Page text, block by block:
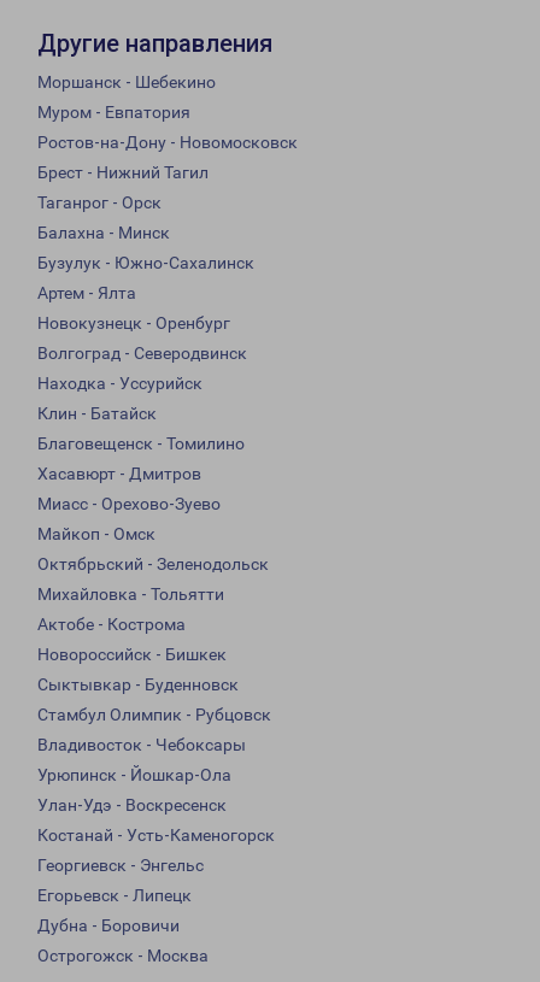
Другие направления
Моршанск - Шебекино
Муром - Евпатория
Ростов-на-Дону - Новомосковск
Брест - Нижний Тагил
Таганрог - Орск
Балахна - Минск
Бузулук - Южно-Сахалинск
Артем - Ялта
Новокузнецк - Оренбург
Волгоград - Северодвинск
Находка - Уссурийск
Клин - Батайск
Благовещенск - Томилино
Хасавюрт - Дмитров
Миасс - Орехово-Зуево
Майкоп - Омск
Октябрьский - Зеленодольск
Михайловка - Тольятти
Актобе - Кострома
Новороссийск - Бишкек
Сыктывкар - Буденновск
Стамбул Олимпик - Рубцовск
Владивосток - Чебоксары
Урюпинск - Йошкар-Ола
Улан-Удэ - Воскресенск
Костанай - Усть-Каменогорск
Георгиевск - Энгельс
Егорьевск - Липецк
Дубна - Боровичи
Острогожск - Москва